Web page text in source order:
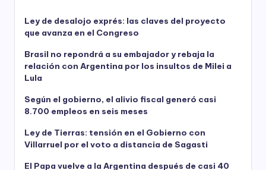
Ley de desalojo exprés: las claves del proyecto
que avanza en el Congreso
Brasil no repondrá a su embajador y rebaja la
relación con Argentina por los insultos de Milei a
Lula
Según el gobierno, el alivio fiscal generó casi
8.700 empleos en seis meses
Ley de Tierras: tensión en el Gobierno con
Villarruel por el voto a distancia de Sagasti
El Papa vuelve a la Argentina después de casi 40